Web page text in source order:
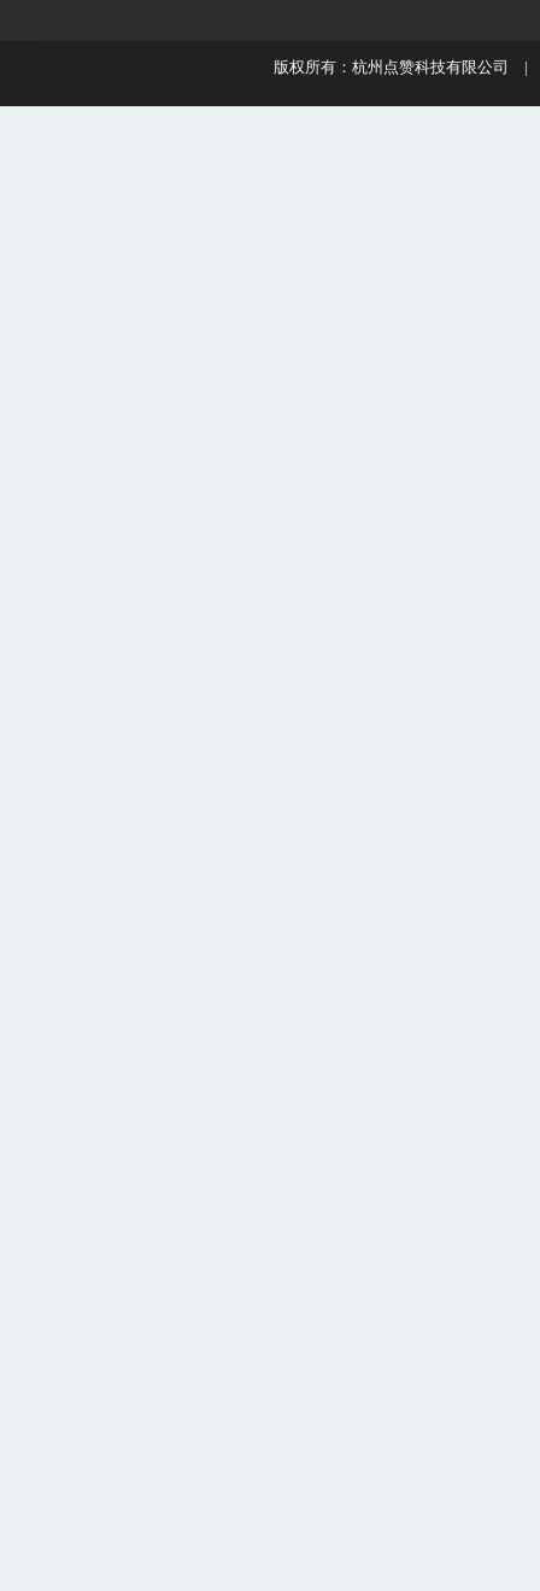
版权所有：杭州点赞科技有限公司